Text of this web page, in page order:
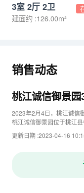
3室 2厅 2卫
建面约 :126.00m²
销售动态
桃江诚信御景
重好礼
2023年2月4日，桃江诚信
桃江诚信御景园位于桃江
更新日期 :2023-04-16